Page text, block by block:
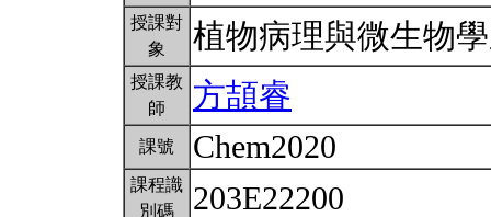
授課對
象
植物病理與微生物
授課教
師
方頡睿
課號 Chem2020
課程識
別碼
203E22200